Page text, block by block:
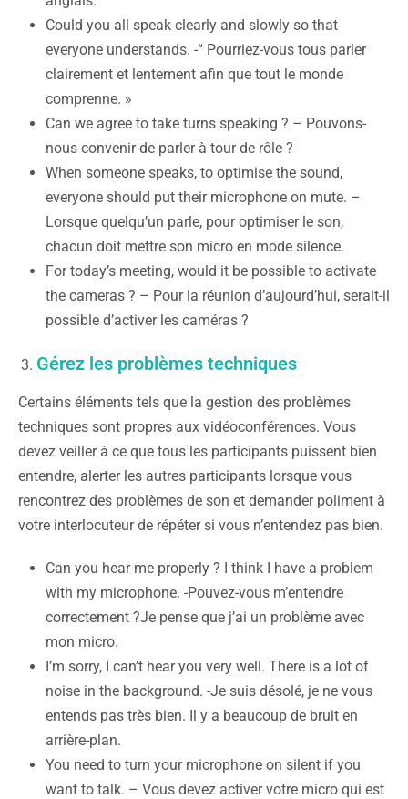
Could you all speak clearly and slowly so that
everyone understands. -“ Pourriez-vous tous parler
clairement et lentement afin que tout le monde
comprenne. »
Can we agree to take turns speaking ? – Pouvons-
nous convenir de parler à tour de rôle ?
When someone speaks, to optimise the sound,
everyone should put their microphone on mute. –
Lorsque quelqu’un parle, pour optimiser le son,
chacun doit mettre son micro en mode silence.
For today’s meeting, would it be possible to activate
the cameras ? – Pour la réunion d’aujourd’hui, serait-il
possible d’activer les caméras ?
Gérez les problèmes techniques
Certains éléments tels que la gestion des problèmes
techniques sont propres aux vidéoconférences. Vous
devez veiller à ce que tous les participants puissent bien
entendre, alerter les autres participants lorsque vous
rencontrez des problèmes de son et demander poliment à
votre interlocuteur de répéter si vous n’entendez pas bien.
Can you hear me properly ? I think I have a problem
with my microphone. -Pouvez-vous m’entendre
correctement ?Je pense que j’ai un problème avec
mon micro.
I’m sorry, I can’t hear you very well. There is a lot of
noise in the background. -Je suis désolé, je ne vous
entends pas très bien. Il y a beaucoup de bruit en
arrière-plan.
You need to turn your microphone on silent if you
want to talk. – Vous devez activer votre micro qui est